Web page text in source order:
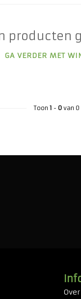
producten
GA VERDER MET
Toon 1 - 0van 0